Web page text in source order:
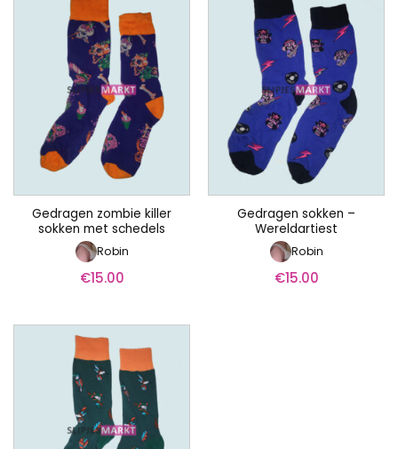
Gedragen zombie killer
sokken met schedels
Robin
€15.00
Gedragen sokken –
Wereldartiest
Robin
€15.00